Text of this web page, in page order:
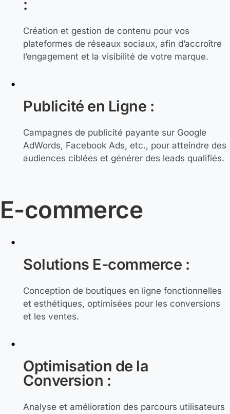
:
Création et gestion de contenu pour vos
plateformes de réseaux sociaux, afin d’accroître
l’engagement et la visibilité de votre marque.
Publicité en Ligne :
Campagnes de publicité payante sur Google
AdWords, Facebook Ads, etc., pour atteindre des
audiences ciblées et générer des leads qualifiés.
E-commerce
Solutions E-commerce :
Conception de boutiques en ligne fonctionnelles
et esthétiques, optimisées pour les conversions
et les ventes.
Optimisation de la
Conversion :
Analyse et amélioration des parcours utilisateurs